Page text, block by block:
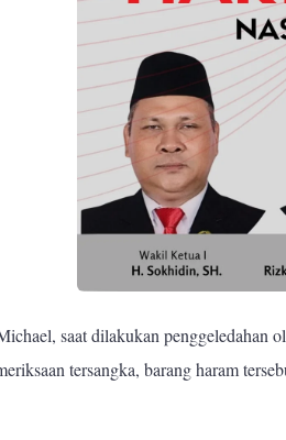
saat dilakukan penggeledahan
tersangka, barang haram